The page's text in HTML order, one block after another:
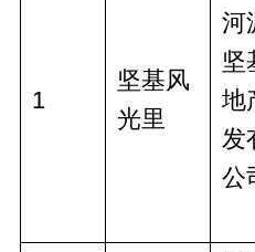
1
坚基风
光里
河
坚
地
发
公